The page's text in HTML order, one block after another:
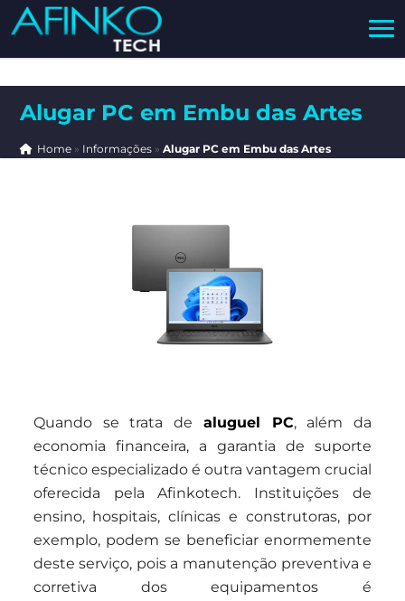
Alugar PC em Embu das Artes
Home» Informações » Alugar PC em Embu das Artes
Quando se trata de aluguel PC, além da
economia financeira, a garantia de suporte
técnico especializado é outra vantagem crucial
oferecida pela Afinkotech. Instituições de
ensino, hospitais, clínicas e construtoras, por
exemplo, podem se beneficiar enormemente
deste serviço, pois a manutenção preventiva e
corretiva dos equipamentos é